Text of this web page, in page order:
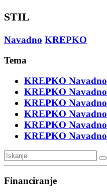
STIL
Navadno KREPKO
Tema
KREPKO Navadno
KREPKO Navadno
KREPKO Navadno
KREPKO Navadno
KREPKO Navadno
KREPKO Navadno
Financiranje